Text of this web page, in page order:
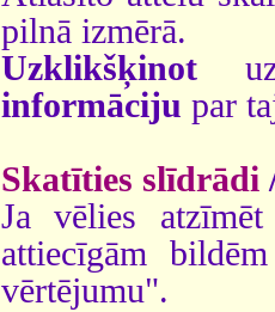
pilnā izmērā.
Uzklikšķinot
informāciju par
Skatīties slīdrādi
Ja vēlies
attiecīgām
vērtējumu".